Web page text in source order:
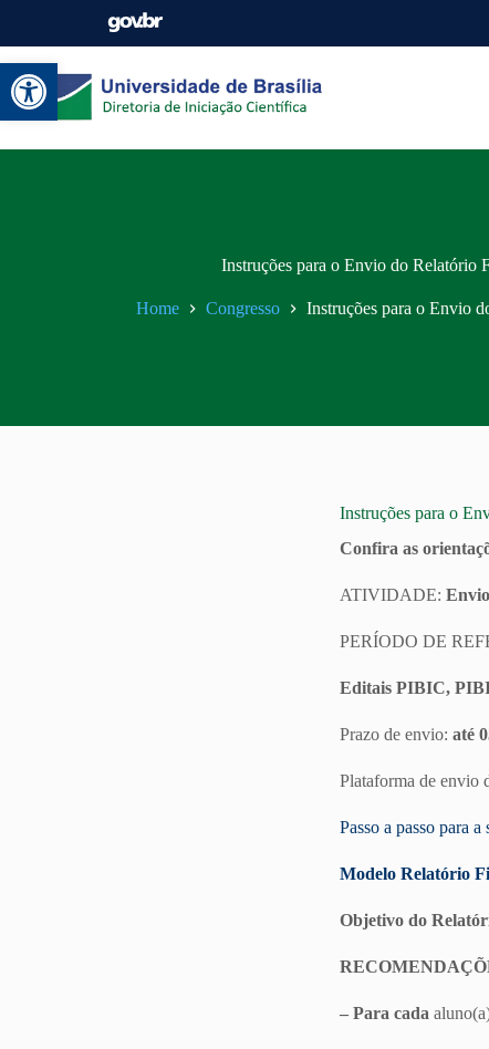
Abrir a barra de ferramentas
Instruções para o Envio do Relatório
Home Congresso Instruções para o Envio
Instruções para o
Confira as
ATIVIDADE:
PERÍODO DE
Editais PIBIC,
Prazo de envio: até
Plataforma de envio
Passo a passo para
Modelo Relatório
Objetivo do
– Para cada